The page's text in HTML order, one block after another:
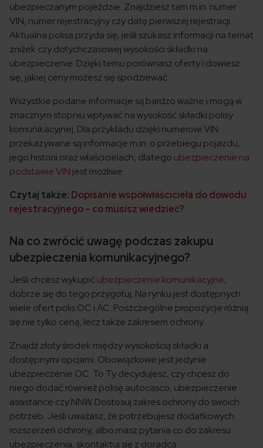
ubezpieczanym pojeździe. Znajdziesz tam m.in. numer
VIN, numer rejestracyjny czy datę pierwszej rejestracji.
Aktualna polisa przyda się, jeśli szukasz informacji na temat
zniżek czy dotychczasowej wysokości składki na
ubezpieczenie. Dzięki temu porównasz oferty i dowiesz
się, jakiej ceny możesz się spodziewać.
Wszystkie podane informacje są bardzo ważne i mogą w
znacznym stopniu wpływać na wysokość składki polisy
komunikacyjnej. Dla przykładu dzięki numerowi VIN
przekazywane są informacje m.in. o przebiegu pojazdu,
jego historii oraz właścicielach, dlatego ubezpieczenie na
podstawie VIN jest możliwe.
Czytaj także: Dopisanie współwłaściciela do dowodu
rejestracyjnego – co musisz wiedzieć?
Na co zwrócić uwagę podczas zakupu
ubezpieczenia komunikacyjnego?
Jeśli chcesz wykupićubezpieczenie komunikacyjne,
dobrze się do tego przygotuj. Na rynku jest dostępnych
wiele ofert polis OC i AC. Poszczególne propozycje różnią
się nie tylko ceną, lecz także zakresem ochrony.
Znajdź złoty środek między wysokością składki a
dostępnymi opcjami. Obowiązkowe jest jedynie
ubezpieczenie OC. To Ty decydujesz, czy chcesz do
niego dodać również polisę autocasco, ubezpieczenie
assistance czy NNW. Dostosuj zakres ochrony do swoich
potrzeb. Jeśli uważasz, że potrzebujesz dodatkowych
rozszerzeń ochrony, albo masz pytania co do zakresu
ubezpieczenia, skontaktuj się z doradcą.